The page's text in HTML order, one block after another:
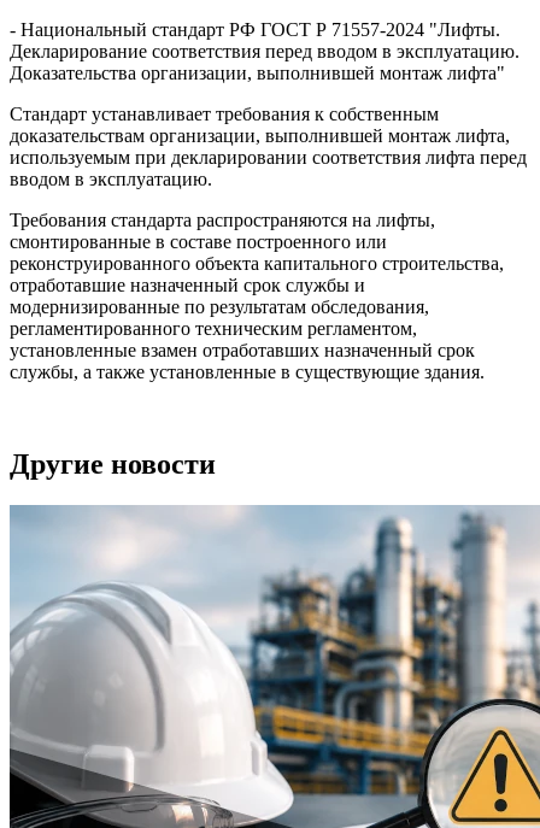
- Национальный стандарт РФ ГОСТ Р 71557-2024 "Лифты.
Декларирование соответствия перед вводом в эксплуатацию.
Доказательства организации, выполнившей монтаж лифта"
Стандарт устанавливает требования к собственным
доказательствам организации, выполнившей монтаж лифта,
используемым при декларировании соответствия лифта перед
вводом в эксплуатацию.
Требования стандарта распространяются на лифты,
смонтированные в составе построенного или
реконструированного объекта капитального строительства,
отработавшие назначенный срок службы и
модернизированные по результатам обследования,
регламентированного техническим регламентом,
установленные взамен отработавших назначенный срок
службы, а также установленные в существующие здания.
Другие новости